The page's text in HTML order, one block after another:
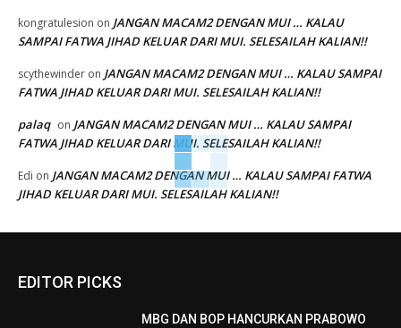
kongratulesion on JANGAN MACAM2 DENGAN MUI … KALAU
SAMPAI FATWA JIHAD KELUAR DARI MUI. SELESAILAH KALIAN!!
scythewinder on JANGAN MACAM2 DENGAN MUI … KALAU SAMPAI
FATWA JIHAD KELUAR DARI MUI. SELESAILAH KALIAN!!
palaq on JANGAN MACAM2 DENGAN MUI … KALAU SAMPAI
FATWA JIHAD KELUAR DARI MUI. SELESAILAH KALIAN!!
Edi on JANGAN MACAM2 DENGAN MUI … KALAU SAMPAI FATWA
JIHAD KELUAR DARI MUI. SELESAILAH KALIAN!!
EDITOR PICKS
MBG DAN BOP HANCURKAN PRABOWO